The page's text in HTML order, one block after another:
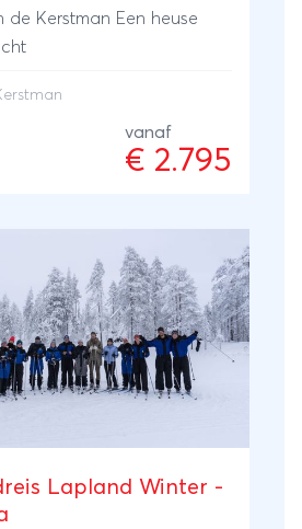
Kerstman Een heuse
vanaf
€ 2.795
Lapland Winter -